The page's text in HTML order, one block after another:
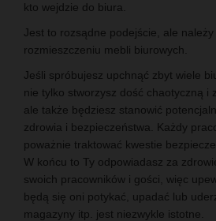
kto wejdzie do biura.
Jest to rozsądne podejście, ale
rozmieszczeniu mebli biurowych.
Jeśli spróbujesz upchnąć zbyt wiele
nie tylko stworzysz dość chaotyczną i
ale także będziesz stanowić
zdrowia i bezpieczeństwa. Każdy
poważnie traktować kwestie
W końcu to Ty odpowiadasz za
swoich pracowników i gości, więc
będą się oni potykać, upadać lub
magazyny itp. jest niezwykle istotne.